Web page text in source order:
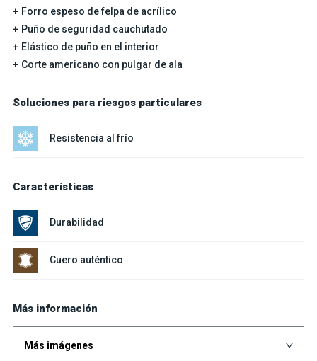
Forro espeso de felpa de acrílico
Puño de seguridad cauchutado
Elástico de puño en el interior
Corte americano con pulgar de ala
Soluciones para riesgos particulares
Resistencia al frío
Características
Durabilidad
Cuero auténtico
Más información
Más imágenes